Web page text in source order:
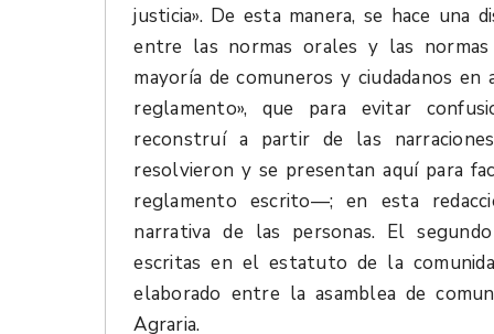
justicia». De esta manera, se hace
entre las normas orales y las
mayoría de comuneros y ciudadanos
reglamento», que para evitar
reconstruí a partir de las
resolvieron y se presentan aquí para
reglamento escrito—; en esta
narrativa de las personas. El
escritas en el estatuto de la
elaborado entre la asamblea de
Agraria.